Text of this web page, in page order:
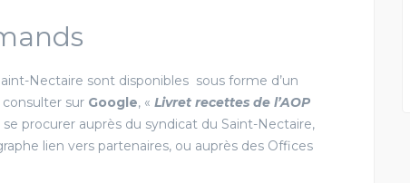
Nectaire sont disponibles sous forme d’un
sur Google, « Livret recettes de l’AOP
procurer auprès du syndicat du Saint-Nectaire,
lien vers partenaires, ou auprès des Offices